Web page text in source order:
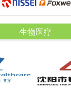
生物医疗